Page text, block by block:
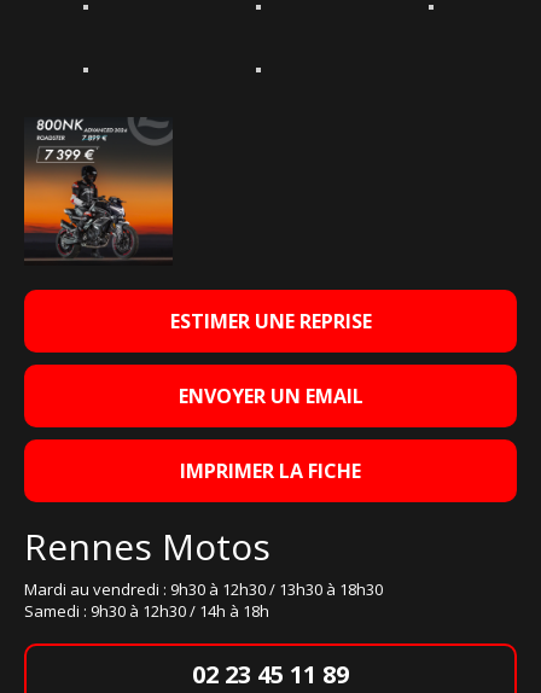
ESTIMER UNE REPRISE
ENVOYER UN EMAIL
IMPRIMER LA FICHE
Rennes Motos
Mardi au vendredi : 9h30 à 12h30 / 13h30 à 18h30
Samedi : 9h30 à 12h30 / 14h à 18h
02 23 45 11 89